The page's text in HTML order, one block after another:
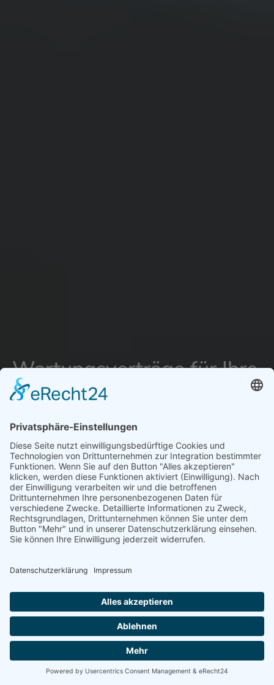
Wartungsverträge für Ihre
Photovoltaik Anlage in
Ditzingen -Energetische
Sanierung Bayern
Vom Basisschutz bis hin zur Live-
Überwachung
Willkommen bei Energetische Sanierung Bayern!
Schützen und optimieren Sie Ihre Photovoltaikanlage
mit unseren maßgeschneiderten Wartungsverträgen.
Wir bieten Ihnen drei unterschiedliche Wartungspakete,
der grundlegenden Sicherheit bis hin zur umfassenden
100% kostenloses Erstgespräch